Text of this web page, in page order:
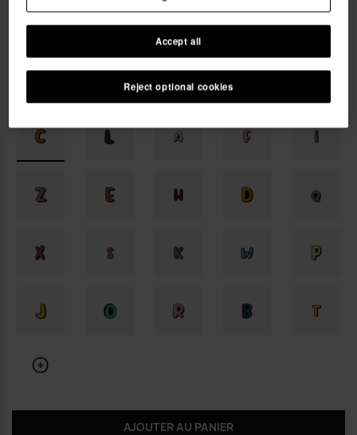
Livraison offerte. 48 dernières heures!
AJOUTER AU PANIER
Reject optional cookies
Accept all